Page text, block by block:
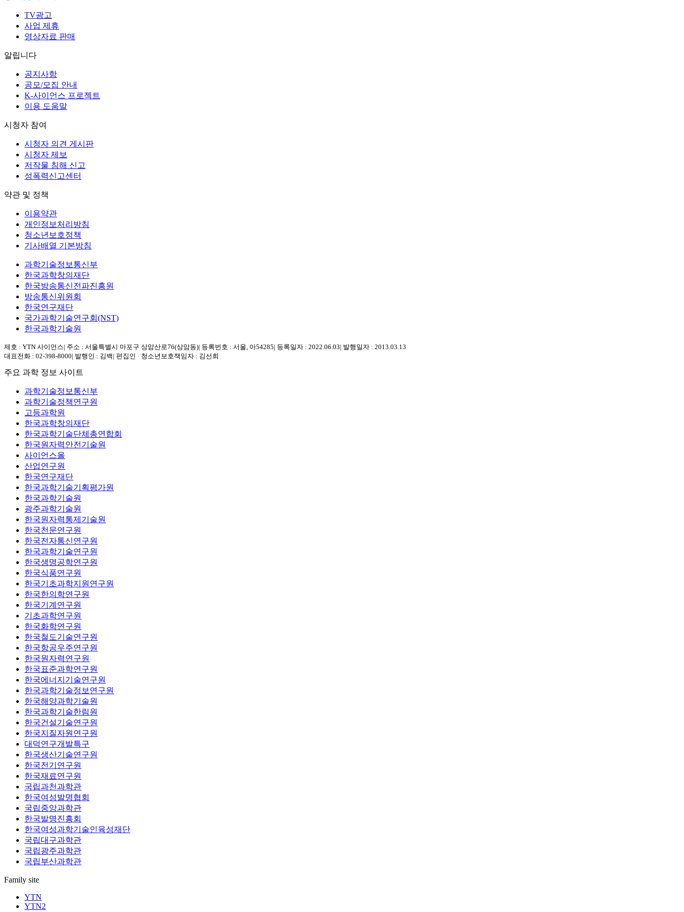
TV광고
사업 제휴
영상자료 판매
알립니다
공지사항
공모/모집 안내
K-사이언스 프로젝트
이용 도움말
시청자 참여
시청자 의견 게시판
시청자 제보
저작물 침해 신고
성폭력신고센터
약관 및 정책
이용약관
개인정보처리방침
청소년보호정책
기사배열 기본방침
과학기술정보통신부
한국과학창의재단
한국방송통신전파진흥원
방송통신위원회
한국연구재단
국가과학기술연구회(NST)
한국과학기술원
제호 : YTN 사이언스| 주소 : 서울특별시 마포구 상암산로76(상암동)| 등록번호 : 서울, 아54285| 등록일자 : 2022.06.03| 발행일자 : 2013.03.13
대표전화 : 02-398-8000| 발행인 : 김백 | 편집인 · 청소년보호책임자 : 김선희
주요 과학 정보 사이트
과학기술정보통신부
과학기술정책연구원
고등과학원
한국과학창의재단
한국과학기술단체총연합회
한국원자력안전기술원
사이언스올
산업연구원
한국연구재단
한국과학기술기획평가원
한국과학기술원
광주과학기술원
한국원자력통제기술원
한국천문연구원
한국전자통신연구원
한국과학기술연구원
한국생명공학연구원
한국식품연구원
한국기초과학지원연구원
한국한의학연구원
한국기계연구원
기초과학연구원
한국화학연구원
한국철도기술연구원
한국항공우주연구원
한국원자력연구원
한국표준과학연구원
한국에너지기술연구원
한국과학기술정보연구원
한국해양과학기술원
한국과학기술한림원
한국건설기술연구원
한국지질자원연구원
대덕연구개발특구
한국생산기술연구원
한국전기연구원
한국재료연구원
국립과천과학관
한국여성발명협회
국립중앙과학관
한국발명진흥회
한국여성과학기술인육성재단
국립대구과학관
국립광주과학관
국립부산과학관
Family site
YTN
YTN2